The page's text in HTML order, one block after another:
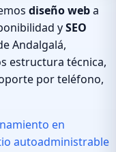
diseño weba
ySEO
Andalgalá,
estructura técnica,
por teléfono,
en
autoadministrable